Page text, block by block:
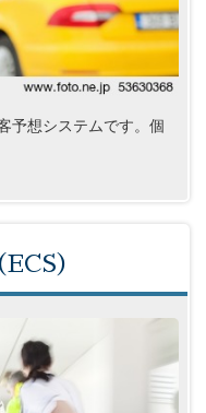
予想システムです。個
）